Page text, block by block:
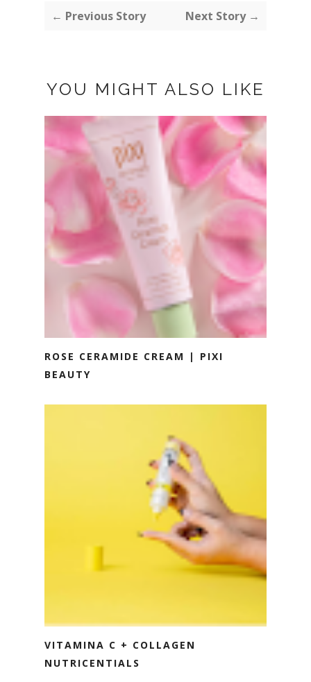
← Previous Story Next Story →
YOU MIGHT ALSO LIKE
ROSE CERAMIDE CREAM | PIXI
BEAUTY
VITAMINA C + COLLAGEN
NUTRICENTIALS